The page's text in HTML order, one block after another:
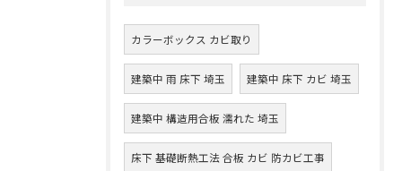
カラーボックス カビ取り
建築中 雨 床下 埼玉 建築中 床下 カビ 埼玉
建築中 構造用合板 濡れた 埼玉
床下 基礎断熱工法 合板 カビ 防カビ工事